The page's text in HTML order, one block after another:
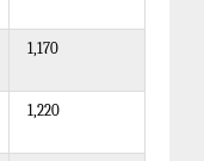
1,170
1,220